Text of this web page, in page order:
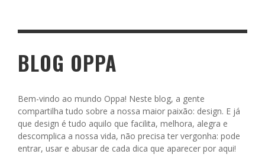
BLOG OPPA
Bem-vindo ao mundo Oppa! Neste blog, a gente
compartilha tudo sobre a nossa maior paixão: design. E já
que design é tudo aquilo que facilita, melhora, alegra e
descomplica a nossa vida, não precisa ter vergonha: pode
entrar, usar e abusar de cada dica que aparecer por aqui!